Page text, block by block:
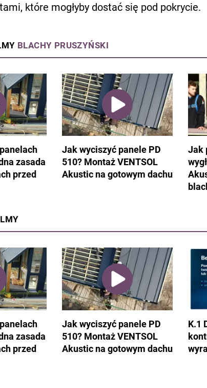
które mogłyby dostać się pod pokrycie.
BLACHY PRUSZYŃSKI
zasada
przed
Jak wyciszyć panele PD
510? Montaż VENTSOL
Akustic na gotowym dachu
Jak
zasada
przed
Jak wyciszyć panele PD
510? Montaż VENTSOL
Akustic na gotowym dachu
K.1